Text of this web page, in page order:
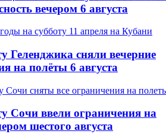
вечером 6 августа
Геленджика сняли вечерние
на полёты 6 августа
Сочи ввели ограничения на
шестого августа